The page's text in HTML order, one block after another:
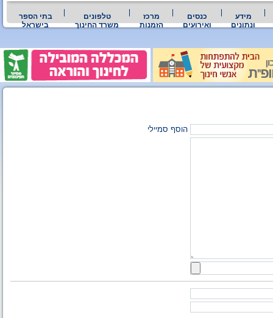
מידע
ונתונים
כנסים
ואירועים
מרכז
הזמנות
טלפונים
משרד החינוך
בתי הספר
בישראל
הוסף סמיילי